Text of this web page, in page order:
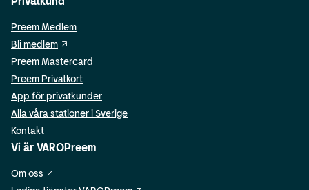
Preem Medlem
Bli medlem
Preem Mastercard
Preem Privatkort
App för privatkunder
Alla våra stationer i Sverige
Kontakt
Vi är VAROPreem
Om oss